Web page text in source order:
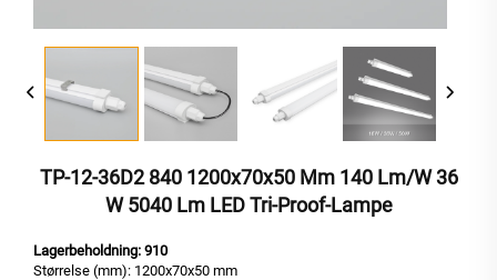
TP-12-36D2 840 1200x70x50 Mm 140 Lm/W 36
W 5040 Lm LED Tri-Proof-Lampe
Lagerbeholdning: 910
Størrelse (mm): 1200x70x50 mm